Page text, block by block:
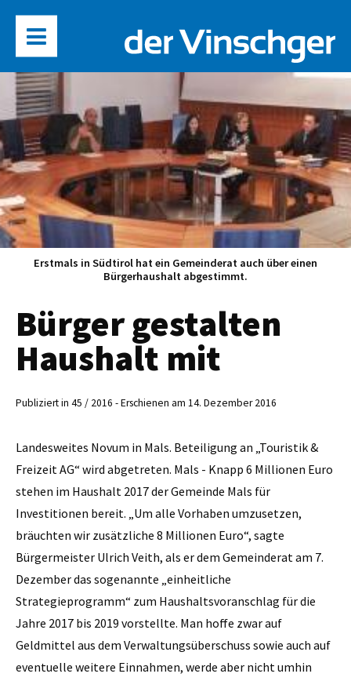
Erstmals in Südtirol hat ein Gemeinderat auch über einen
Bürgerhaushalt abgestimmt.
Bürger gestalten
Haushalt mit
Publiziert in 45 / 2016 - Erschienen am 14. Dezember 2016
Landesweites Novum in Mals. Beteiligung an „Touristik &
Freizeit AG“ wird abgetreten. Mals - Knapp 6 Millionen Euro
stehen im Haushalt 2017 der Gemeinde Mals für
Investitionen bereit. „Um alle Vorhaben umzusetzen,
bräuchten wir zusätzliche 8 Millionen Euro“, sagte
Bürgermeister ­Ulrich Veith, als er dem Gemeinderat am 7.
Dezember das sogenannte „einheitliche
Strategieprogramm“ zum Haushaltsvoranschlag für die
Jahre 2017 bis 2019 vorstellte. Man hoffe zwar auf
Geldmittel aus dem Verwaltungsüberschuss sowie auch auf
eventuelle weitere Einnahmen, werde aber nicht umhin